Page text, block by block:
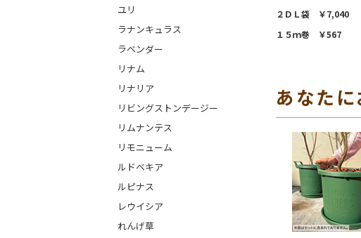
ユリ
ラナンキュラス
ラベンダー
リナム
リナリア
リビングストンデージー
リムナンテス
リモニューム
ルドベキア
ルピナス
レウイシア
れんげ草
２ＤＬ袋 ￥7,040
１５ｍ巻 ￥567
あなた